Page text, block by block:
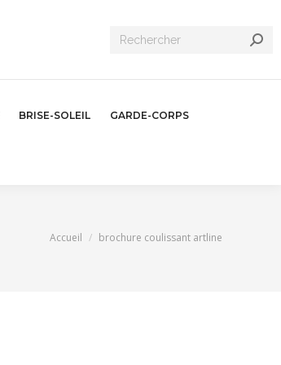
Recherche
BRISE-SOLEIL GARDE-CORPS
Vous êtes ici :
Accueil brochure coulissant artline